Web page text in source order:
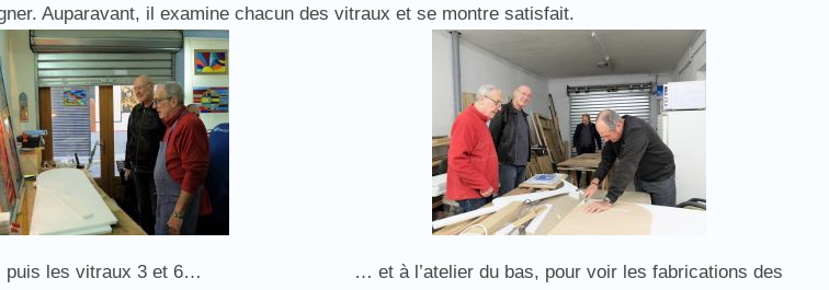
Auparavant, il examine chacun des vitraux et se montre satisfait.
les vitraux 3 et 6…
… et à l’atelier du bas, pour voir les fabrications des